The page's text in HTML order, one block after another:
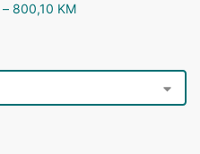
– 800,10 KM